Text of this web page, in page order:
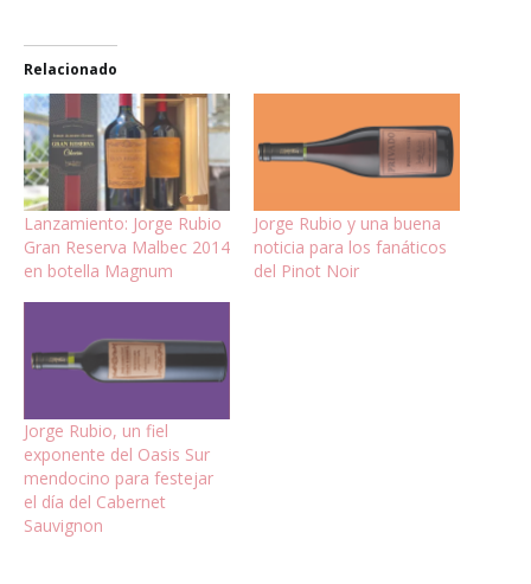
Relacionado
Lanzamiento: Jorge Rubio
Gran Reserva Malbec 2014
en botella Magnum
Jorge Rubio y una buena
noticia para los fanáticos
del Pinot Noir
Jorge Rubio, un fiel
exponente del Oasis Sur
mendocino para festejar
el día del Cabernet
Sauvignon